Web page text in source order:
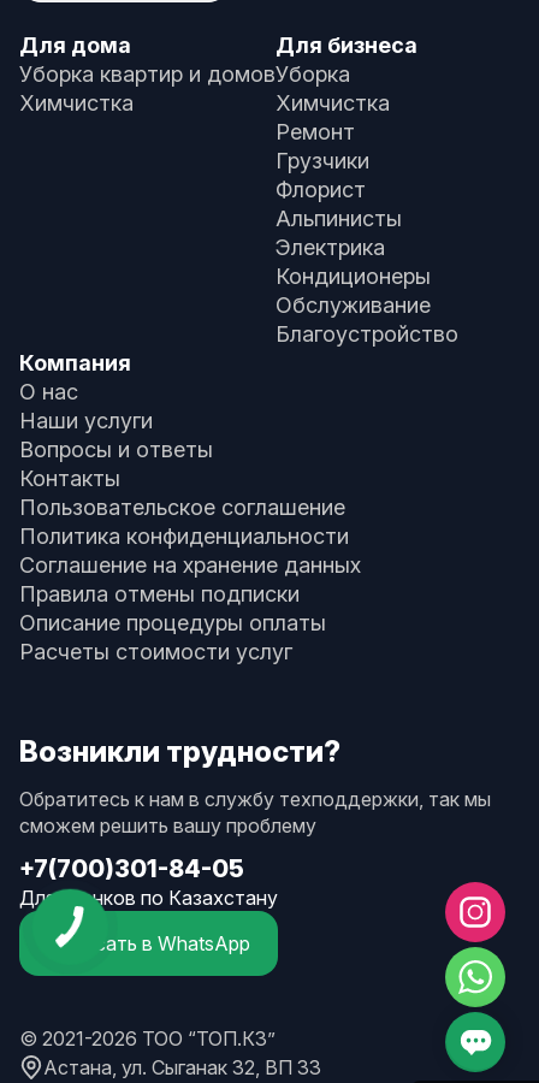
Для дома
Уборка квартир и домов
Химчистка
Для бизнеса
Уборка
Химчистка
Ремонт
Грузчики
Флорист
Альпинисты
Электрика
Кондиционеры
Обслуживание
Благоустройство
Компания
О нас
Наши услуги
Вопросы и ответы
Контакты
Пользовательское соглашение
Политика конфиденциальности
Соглашение на хранение данных
Правила отмены подписки
Описание процедуры оплаты
Расчеты стоимости услуг
Возникли трудности?
Обратитесь к нам в службу техподдержки, так мы
сможем решить вашу проблему
+7(700)301-84-05
Для звонков по Казахстану
Написать в WhatsApp
© 2021-2026 ТОО “ТОП.КЗ”
Астана, ул. Сыганак 32, ВП 33